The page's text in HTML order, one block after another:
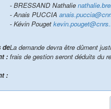
- BRESSAND Nathalie
- Anais PUCCIA
- Kévin Pouget
de
:
La demande devra être dûment
frais de gestion seront déduits du
: